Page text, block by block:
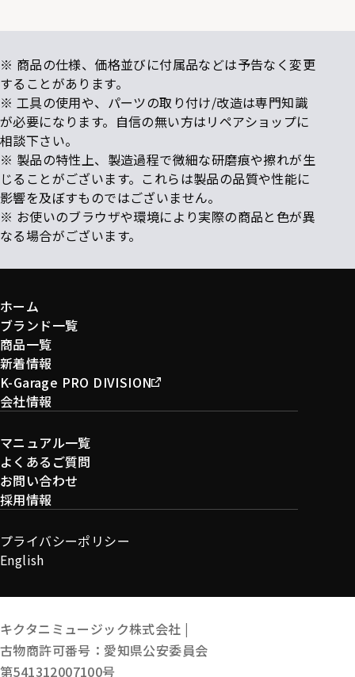
※ 商品の仕様、価格並びに付属品などは予告なく変更
することがあります。
※ 工具の使用や、パーツの取り付け/改造は専門知識
が必要になります。自信の無い方はリペアショップに
相談下さい。
※ 製品の特性上、製造過程で微細な研磨痕や擦れが生
じることがございます。これらは製品の品質や性能に
影響を及ぼすものではございません。
※ お使いのブラウザや環境により実際の商品と色が異
なる場合がございます。
ホーム
ブランド一覧
商品一覧
新着情報
K-Garage PRO DIVISION
会社情報
マニュアル一覧
よくあるご質問
お問い合わせ
採用情報
プライバシーポリシー
English
キクタニミュージック株式会社 |
古物商許可番号：愛知県公安委員会
第541312007100号